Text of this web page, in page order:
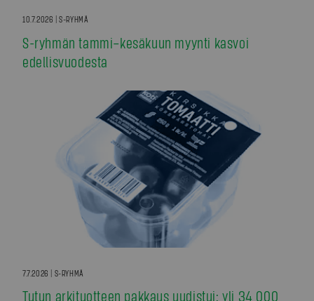
10.7.2026 | S-RYHMÄ
S-ryhmän tammi–kesäkuun myynti kasvoi
edellisvuodesta
7.7.2026 | S-RYHMÄ
Tutun arkituotteen pakkaus uudistui: yli 34 000